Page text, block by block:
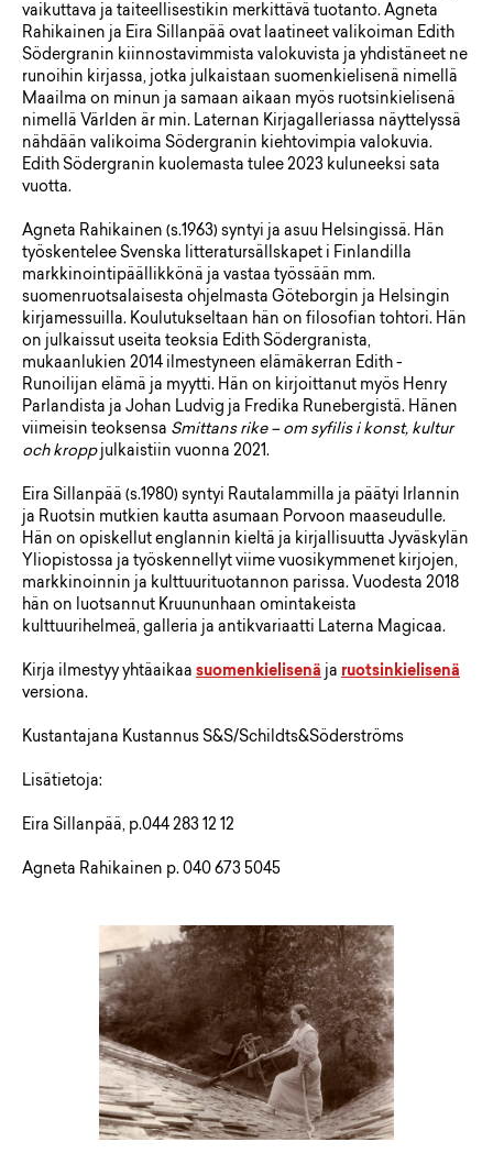
vaikuttava ja taiteellisestikin merkittävä tuotanto. Agneta
Rahikainen ja Eira Sillanpää ovat laatineet valikoiman Edith
Södergranin kiinnostavimmista valokuvista ja yhdistäneet ne
runoihin kirjassa, jotka julkaistaan suomenkielisenä nimellä
Maailma on minun ja samaan aikaan myös ruotsinkielisenä
nimellä Världen är min. Laternan Kirjagalleriassa näyttelyssä
nähdään valikoima Södergranin kiehtovimpia valokuvia.
Edith Södergranin kuolemasta tulee 2023 kuluneeksi sata
vuotta.
Agneta Rahikainen (s.1963) syntyi ja asuu Helsingissä. Hän
työskentelee Svenska litteratursällskapet i Finlandilla
markkinointipäällikkönä ja vastaa työssään mm.
suomenruotsalaisesta ohjelmasta Göteborgin ja Helsingin
kirjamessuilla. Koulutukseltaan hän on filosofian tohtori. Hän
on julkaissut useita teoksia Edith Södergranista,
mukaanlukien 2014 ilmestyneen elämäkerran Edith -
Runoilijan elämä ja myytti. Hän on kirjoittanut myös Henry
Parlandista ja Johan Ludvig ja Fredika Runebergistä. Hänen
viimeisin teoksensa Smittans rike – om syfilis i konst, kultur
och kropp julkaistiin vuonna 2021.
Eira Sillanpää (s.1980) syntyi Rautalammilla ja päätyi Irlannin
ja Ruotsin mutkien kautta asumaan Porvoon maaseudulle.
Hän on opiskellut englannin kieltä ja kirjallisuutta Jyväskylän
Yliopistossa ja työskennellyt viime vuosikymmenet kirjojen,
markkinoinnin ja kulttuurituotannon parissa. Vuodesta 2018
hän on luotsannut Kruununhaan omintakeista
kulttuurihelmeä, galleria ja antikvariaatti Laterna Magicaa.
Kirja ilmestyy yhtäaikaa suomenkielisenä ja ruotsinkielisenä
versiona.
Kustantajana Kustannus S&S/Schildts&Söderströms
Lisätietoja:
Eira Sillanpää, p.044 283 12 12
Agneta Rahikainen p. 040 673 5045